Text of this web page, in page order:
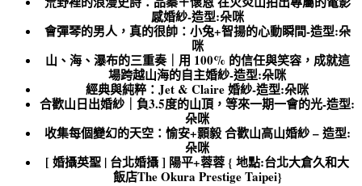
感婚紗-造型:朵咪
會彈琴的男人，真的很帥：小兔+智揚的心動瞬間-造型:朵
咪
山、海、瀑布的三重奏｜用 100% 的信任與笑容，成就這
場跨越山海的自主婚紗-造型:朵咪
經典與純粹：Jet & Claire 婚紗-造型:朵咪
合歡山日出婚紗｜負3.5度的山頂，等來一期一會的光-造型:
朵咪
收集每個變幻的天空：愉安+顥毅 合歡山高山婚紗 – 造型:
朵咪
[ 婚攝英聖 | 台北婚攝 ] 陽平+蓉蓉 { 地點:台北大倉久和大
飯店The Okura Prestige Taipei}